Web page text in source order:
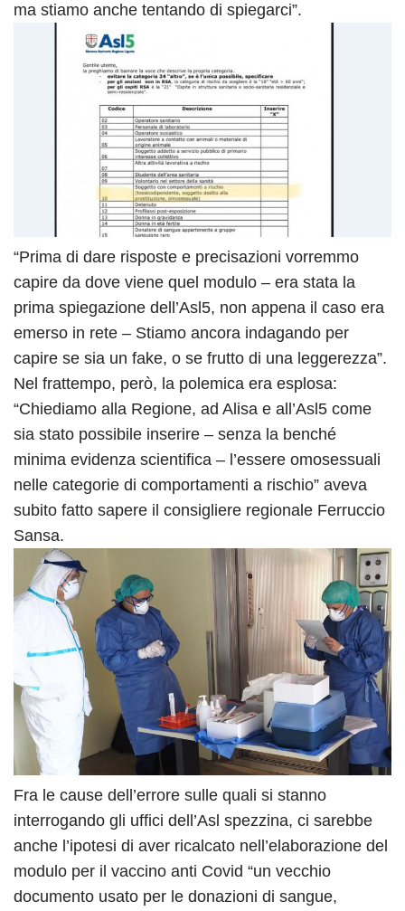
ma stiamo anche tentando di spiegarci”.
“Prima di dare risposte e precisazioni vorremmo
capire da dove viene quel modulo – era stata la
prima spiegazione dell’Asl5, non appena il caso era
emerso in rete – Stiamo ancora indagando per
capire se sia un fake, o se frutto di una leggerezza”.
Nel frattempo, però, la polemica era esplosa:
“Chiediamo alla Regione, ad Alisa e all’Asl5 come
sia stato possibile inserire – senza la benché
minima evidenza scientifica – l’essere omosessuali
nelle categorie di comportamenti a rischio” aveva
subito fatto sapere il consigliere regionale Ferruccio
Sansa.
Fra le cause dell’errore sulle quali si stanno
interrogando gli uffici dell’Asl spezzina, ci sarebbe
anche l’ipotesi di aver ricalcato nell’elaborazione del
modulo per il vaccino anti Covid “un vecchio
documento usato per le donazioni di sangue,